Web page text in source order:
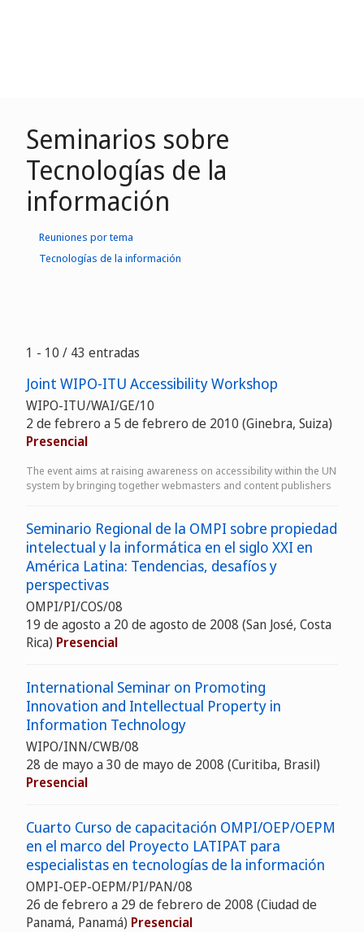
Seminarios sobre
Tecnologías de la
información
Reuniones por tema
Tecnologías de la información
1 - 10 / 43 entradas
Joint WIPO-ITU Accessibility Workshop
WIPO-ITU/WAI/GE/10
2 de febrero a 5 de febrero de 2010 (Ginebra, Suiza)
Presencial
The event aims at raising awareness on accessibility within the UN
system by bringing together webmasters and content publishers
Seminario Regional de la OMPI sobre propiedad
intelectual y la informática en el siglo XXI en
América Latina: Tendencias, desafíos y
perspectivas
OMPI/PI/COS/08
19 de agosto a 20 de agosto de 2008 (San José, Costa
Rica) Presencial
International Seminar on Promoting
Innovation and Intellectual Property in
Information Technology
WIPO/INN/CWB/08
28 de mayo a 30 de mayo de 2008 (Curitiba, Brasil)
Presencial
Cuarto Curso de capacitación OMPI/OEP/OEPM
en el marco del Proyecto LATIPAT para
especialistas en tecnologías de la información
OMPI-OEP-OEPM/PI/PAN/08
26 de febrero a 29 de febrero de 2008 (Ciudad de
Panamá, Panamá) Presencial